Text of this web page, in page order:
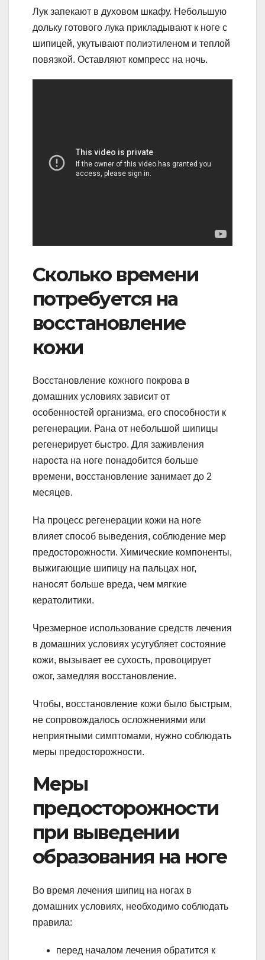
Лук запекают в духовом шкафу. Небольшую
дольку готового лука прикладывают к ноге с
шипицей, укутывают полиэтиленом и теплой
повязкой. Оставляют компресс на ночь.
Сколько времени
потребуется на
восстановление
кожи
Восстановление кожного покрова в
домашних условиях зависит от
особенностей организма, его способности к
регенерации. Рана от небольшой шипицы
регенерирует быстро. Для заживления
нароста на ноге понадобится больше
времени, восстановление занимает до 2
месяцев.
На процесс регенерации кожи на ноге
влияет способ выведения, соблюдение мер
предосторожности. Химические компоненты,
выжигающие шипицу на пальцах ног,
наносят больше вреда, чем мягкие
кератолитики.
Чрезмерное использование средств лечения
в домашних условиях усугубляет состояние
кожи, вызывает ее сухость, провоцирует
ожог, замедляя восстановление.
Чтобы, восстановление кожи было быстрым,
не сопровождалось осложнениями или
неприятными симптомами, нужно соблюдать
меры предосторожности.
Меры
предосторожности
при выведении
образования на ноге
Во время лечения шипиц на ногах в
домашних условиях, необходимо соблюдать
правила:
перед началом лечения обратится к